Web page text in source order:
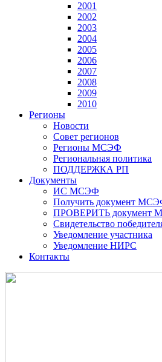
2001
2002
2003
2004
2005
2006
2007
2008
2009
2010
Регионы
Новости
Совет регионов
Регионы МСЭФ
Региональная политика
ПОДДЕРЖКА РП
Документы
ИС МСЭФ
Получить документ
ПРОВЕРИТЬ документ
Свидетельство
Уведомление участника
Уведомление НИРС
Контакты